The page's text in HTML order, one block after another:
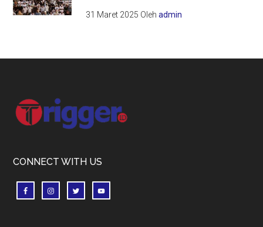
31 Maret 2025 Olehadmin
Footer
CONNECT WITH US